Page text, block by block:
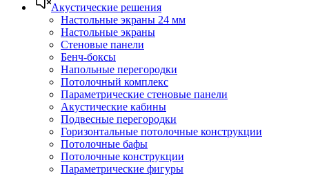
Акустические решения
Настольные экраны 24 мм
Настольные экраны
Стеновые панели
Бенч-боксы
Напольные перегородки
Потолочный комплекс
Параметрические стеновые панели
Акустические кабины
Подвесные перегородки
Горизонтальные потолочные конструкции
Потолочные бафы
Потолочные конструкции
Параметрические фигуры